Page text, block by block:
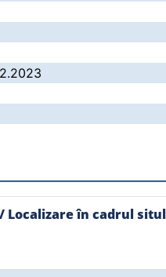
Localizare în cadrul